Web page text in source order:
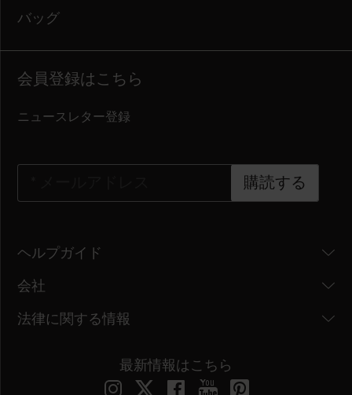
バッグ
会員登録はこちら
ニュースレター登録
購読する
ヘルプガイド
会社
法律に関する情報
最新情報はこちら